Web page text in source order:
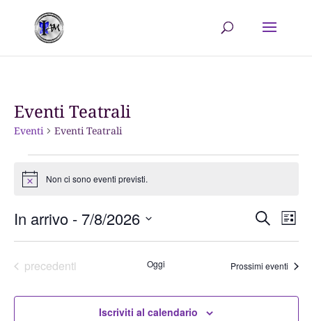
Eventi Teatrali
Eventi Eventi Teatrali
Eventi
Notice Non ci sono eventi previsti.
e
CercaLista
In arrivo - 7/8/2026
Seleziona
data.
Eventi
precedenti Oggi Prossimi eventi
Iscriviti al calendario